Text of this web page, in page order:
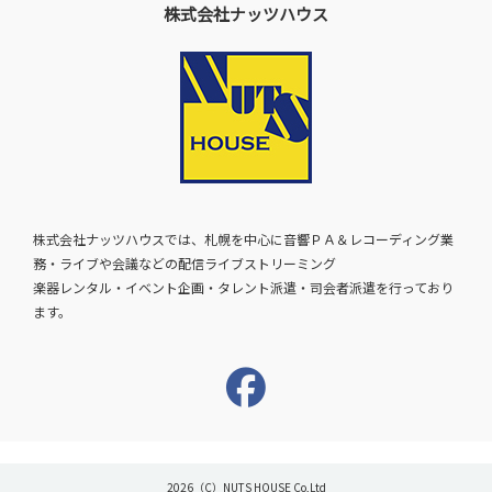
株式会社ナッツハウス
株式会社ナッツハウスでは、札幌を中心に音響ＰＡ＆レコーディング業
務・ライブや会議などの配信ライブストリーミング
楽器レンタル・イベント企画・タレント派遣・司会者派遣を行っており
ます。
2026（C）NUTS HOUSE Co,Ltd